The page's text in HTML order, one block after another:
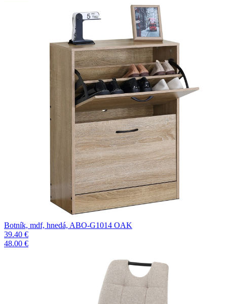
Botník, mdf, hnedá, ABO-G1014 OAK
39.40 €
48.00 €